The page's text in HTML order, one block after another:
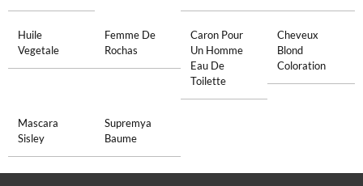
Huile
Vegetale
Femme De
Rochas
Caron Pour
Un Homme
Eau De
Toilette
Cheveux
Blond
Coloration
Mascara
Sisley
Supremya
Baume